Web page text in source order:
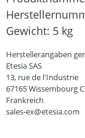
Gewicht: 5 kg
Herstellerangaben
Etesia SAS
13, rue de l'Industrie
67165 Wissembourg
Frankreich
sales-ex@etesia.com